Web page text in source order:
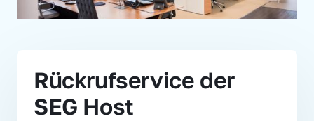
Rückrufservice der
SEG Host